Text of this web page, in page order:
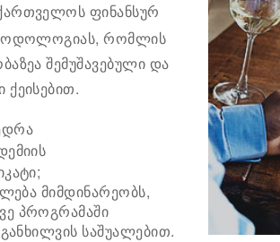
ფინანსურ
რომლის
შემუშავებული და
მიმდინარეობს,
პროგრამაში
საშუალებით.